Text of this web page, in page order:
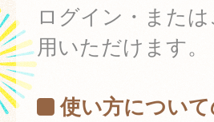
ログイン・また
用いただけます。
使い方につい